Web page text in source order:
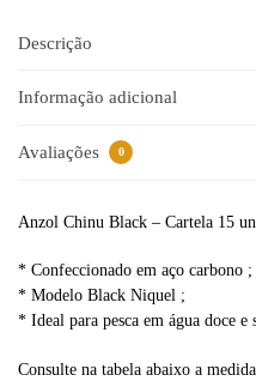
a
i
e
Descrição
Informação adicional
Avaliações 0
Anzol Chinu Black – Cartela 15
* Confeccionado em aço carbono ;
* Modelo Black Niquel ;
* Ideal para pesca em água doce e
Consulte na tabela abaixo a